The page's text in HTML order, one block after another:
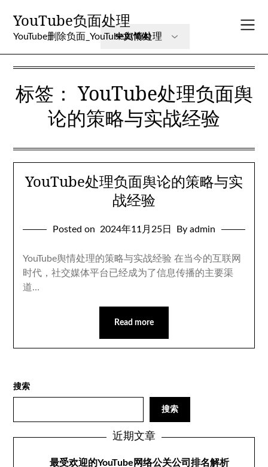
content
YouTube负面处理
YouTube删除负面_YouTube舆情处理
标签：YouTube处理负面舆
论的策略与实战经验
YouTube处理负面舆论的策略与实
战经验
Posted on 2024年11月25日 By admin
YouTube舆情处理的策略与实战经验 在当今的互联网
时代，社交媒体平台已经成为了信息传播的主要渠
道…
Read more
搜索
搜索
近期文章
最受欢迎的YouTube网络公关公司排名解析